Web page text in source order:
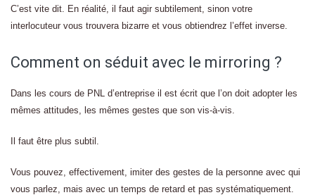
C’est vite dit. En réalité, il faut agir subtilement, sinon votre
interlocuteur vous trouvera bizarre et vous obtiendrez l’effet inverse.
Comment on séduit avec le mirroring ?
Dans les cours de PNL d’entreprise il est écrit que l’on doit adopter les
mêmes attitudes, les mêmes gestes que son vis-à-vis.
Il faut être plus subtil.
Vous pouvez, effectivement, imiter des gestes de la personne avec qui
vous parlez, mais avec un temps de retard et pas systématiquement.